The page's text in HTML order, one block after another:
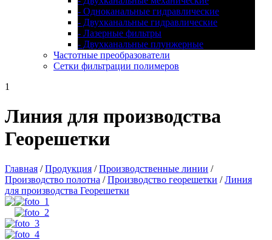
- Одноканальные гидравлические
- Двухканальные гидравлические
- Лазерные фильтры
- Двухканальные плунжерные
Частотные преобразователи
Сетки фильтрации полимеров
1
Линия для производства
Георешетки
Главная /Продукция /Производственные линии /
Производство полотна /Производство георешетки /Линия
для производства Георешетки